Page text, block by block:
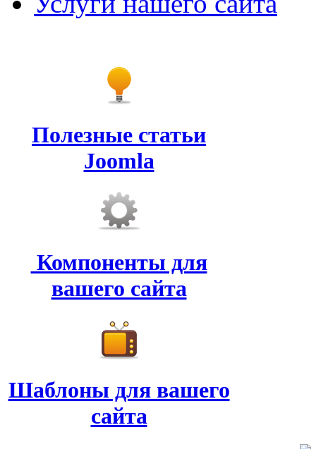
Полезные статьи
Joomla
Компоненты для
вашего сайта
Шаблоны для вашего
сайта